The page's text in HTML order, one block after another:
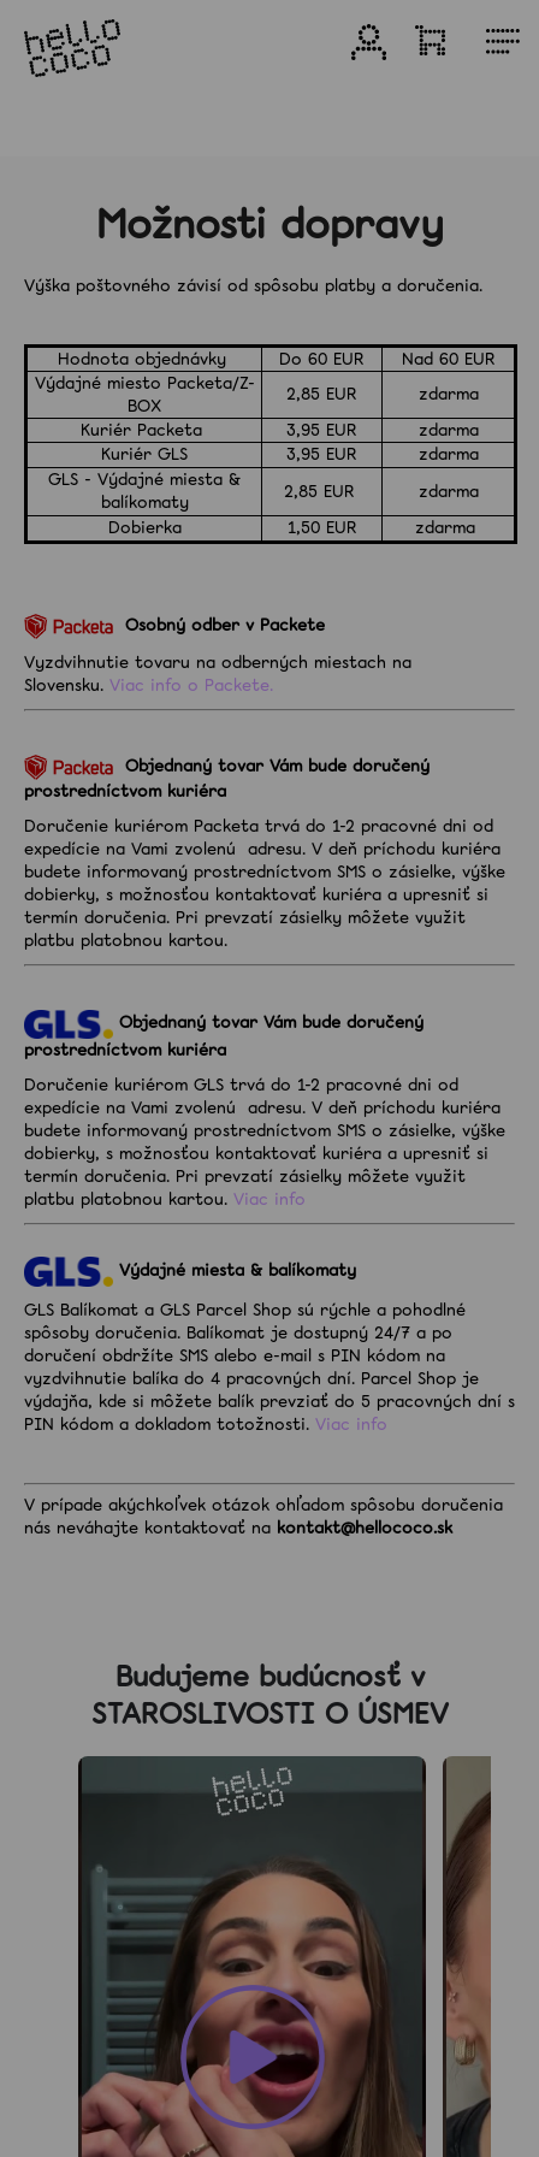
obsah
Blog
Recenzie
nás
Kontakt
produkty
Zvýhodnené
Zubné
pasty
Darčeky
Zubné
Medzizubná
starostlivosť
Prihlásenie
Možnosti dopravy
Výška poštovného závisí od spôsobu platby a doručenia.
Hodnota objednávky Do 60 EUR
Nad 60 EUR
Výdajné miesto Packeta/Z-
BOX
2,85 EUR
zdarma
Kuriér Packeta
3,95 EUR
zdarma
Kuriér GLS
3,95 EUR
zdarma
GLS - Výdajné miesta &
balíkomaty
2,85 EUR
zdarma
Dobierka
1,50 EUR zdarma
Osobný odber v Packete
Vyzdvihnutie tovaru na odberných miestach na
Slovensku. Viac info o Packete.
Objednaný tovar Vám bude doručený
prostredníctvom kuriéra
Doručenie kuriérom Packeta trvá do 1-2 pracovné dni od
expedície na Vami zvolenú adresu. V deň príchodu kuriéra
budete informovaný prostredníctvom SMS o zásielke, výške
dobierky, s možnosťou kontaktovať kuriéra a upresniť si
termín doručenia. Pri prevzatí zásielky môžete využit
platbu platobnou kartou.
Objednaný tovar Vám bude doručený
prostredníctvom kuriéra
Doručenie kuriérom GLS trvá do 1-2 pracovné dni od
expedície na Vami zvolenú adresu. V deň príchodu kuriéra
budete informovaný prostredníctvom SMS o zásielke, výške
dobierky, s možnosťou kontaktovať kuriéra a upresniť si
termín doručenia. Pri prevzatí zásielky môžete využit
platbu platobnou kartou. Viac info
Výdajné miesta & balíkomaty
GLS Balíkomat a GLS Parcel Shop sú rýchle a pohodlné
spôsoby doručenia. Balíkomat je dostupný 24/7 a po
doručení obdržíte SMS alebo e-mail s PIN kódom na
vyzdvihnutie balíka do 4 pracovných dní. Parcel Shop je
výdajňa, kde si môžete balík prevziať do 5 pracovných dní s
PIN kódom a dokladom totožnosti. Viac info
V prípade akýchkoľvek otázok ohľadom spôsobu doručenia
nás neváhajte kontaktovať na kontakt@hellococo.sk
Budujeme budúcnosť v
STAROSLIVOSTI O ÚSMEV